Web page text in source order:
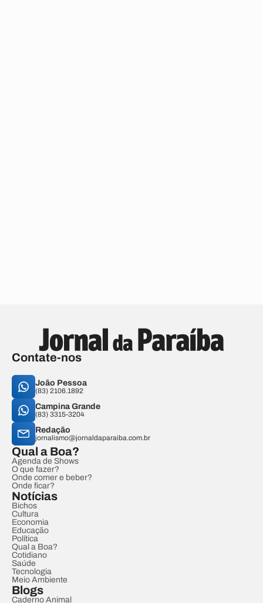
Contate-nos
João Pessoa
(83) 2106.1892
Campina Grande
(83) 3315-3204
Redação
jornalismo@jornaldaparaiba.com.br
Qual a Boa?
Agenda de Shows
O que fazer?
Onde comer e beber?
Onde ficar?
Notícias
Bichos
Cultura
Economia
Educação
Política
Qual a Boa?
Cotidiano
Saúde
Tecnologia
Meio Ambiente
Blogs
Caderno Animal